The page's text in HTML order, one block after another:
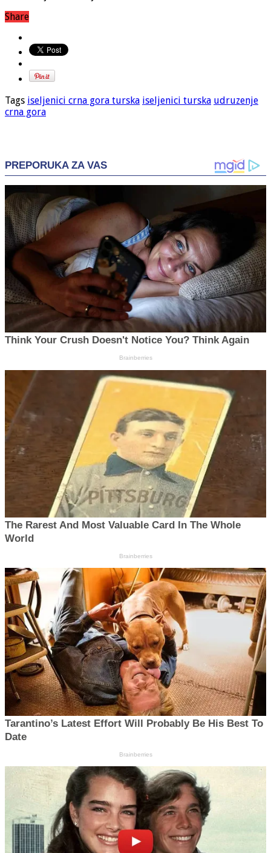
Share
Tags iseljenici crna gora turska iseljenici turska udruzenje
crna gora